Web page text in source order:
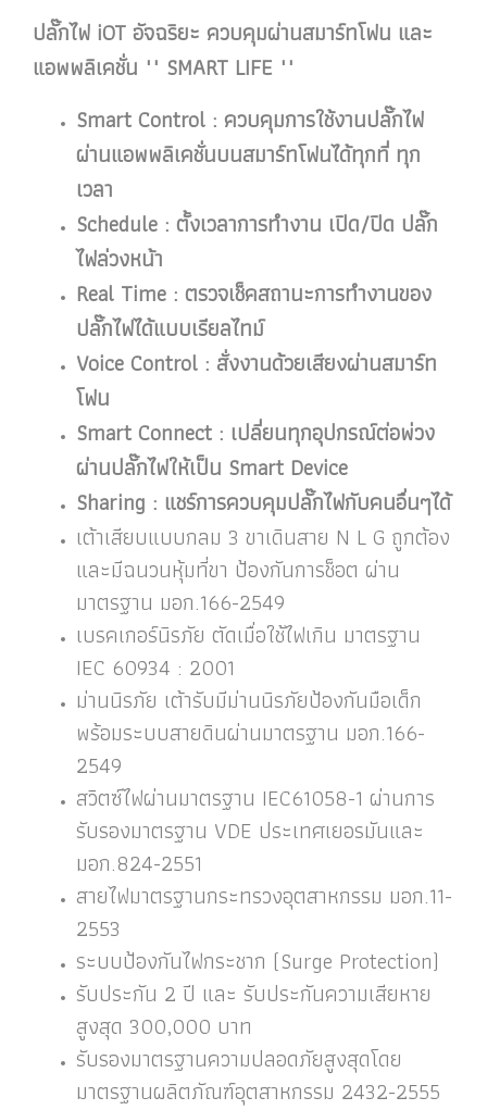
ปลั๊กไฟ iOT อัจฉริยะ ควบคุมผ่านสมาร์ทโฟน และ
แอพพลิเคชั่น "" SMART LIFE ""
Smart Control : ควบคุมการใช้งานปลั๊กไฟ
ผ่านแอพพลิเคชั่นบนสมาร์ทโฟนได้ทุกที่ ทุก
เวลา
Schedule : ตั้งเวลาการทำงาน เปิด/ปิด ปลั๊ก
ไฟล่วงหน้า
Real Time : ตรวจเช็คสถานะการทำงานของ
ปลั๊กไฟได้แบบเรียลไทม์
Voice Control : สั่งงานด้วยเสียงผ่านสมาร์ท
โฟน
Smart Connect : เปลี่ยนทุกอุปกรณ์ต่อพ่วง
ผ่านปลั๊กไฟให้เป็น Smart Device
Sharing : แชร์การควบคุมปลั๊กไฟกับคนอื่นๆได้
เต้าเสียบแบบกลม 3 ขาเดินสาย N L G ถูกต้อง
และมีฉนวนหุ้มที่ขา ป้องกันการช็อต ผ่าน
มาตรฐาน มอก.166-2549
เบรคเกอร์นิรภัย ตัดเมื่อใช้ไฟเกิน มาตรฐาน
IEC 60934 : 2001
ม่านนิรภัย เต้ารับมีม่านนิรภัยป้องกันมือเด็ก
พร้อมระบบสายดินผ่านมาตรฐาน มอก.166-
2549
สวิตซ์ไฟผ่านมาตรฐาน IEC61058-1 ผ่านการ
รับรองมาตรฐาน VDE ประเทศเยอรมันและ
มอก.824-2551
สายไฟมาตรฐานกระทรวงอุตสาหกรรม มอก.11-
2553
ระบบป้องกันไฟกระชาก (Surge Protection)
รับประกัน 2 ปี และ รับประกันความเสียหาย
สูงสุด 300,000 บาท
รับรองมาตรฐานความปลอดภัยสูงสุดโดย
มาตรฐานผลิตภัณฑ์อุตสาหกรรม 2432-2555